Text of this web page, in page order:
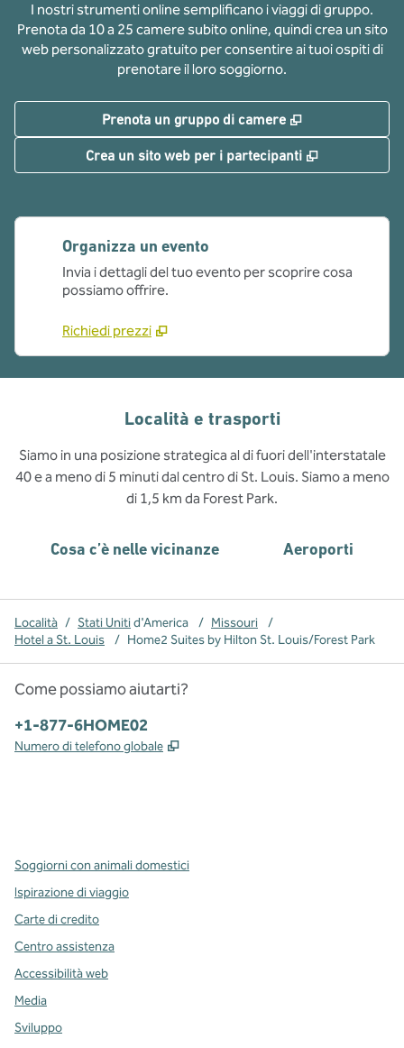
I nostri strumenti online semplificano i viaggi di gruppo.
Prenota da 10 a 25 camere subito online, quindi crea un sito
web personalizzato gratuito per consentire ai tuoi ospiti di
prenotare il loro soggiorno.
Prenota un gruppo di camere ,
Crea un sito web per i partecipanti ,
Organizza un evento
Invia i dettagli del tuo evento per scoprire cosa
possiamo offrire.
Richiedi prezzi
Località e trasporti
Siamo in una posizione strategica al di fuori dell'interstatale
40 e a meno di 5 minuti dal centro di St. Louis. Siamo a meno
di 1,5 km da Forest Park.
Cosa c’è nelle vicinanze Aeroporti
Località / Stati Uniti d'America / Missouri
/
Hotel a St. Louis
/ Home2 Suites by Hilton St. Louis/Forest Park
Come possiamo aiutarti?
Telefono:
+1-877-6HOME02
Numero di telefono globale ,
Soggiorni con animali domestici
Ispirazione di viaggio
Carte di credito
Centro assistenza
Accessibilità web
Media
Sviluppo